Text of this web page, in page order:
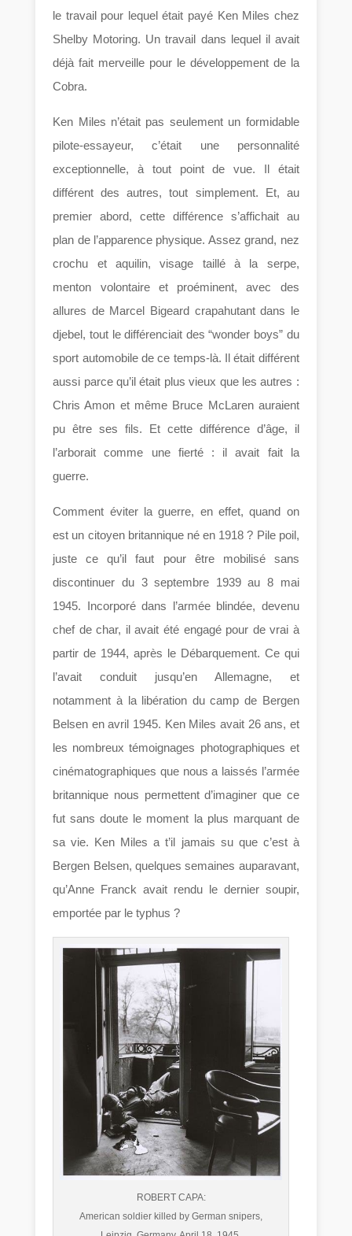
le travail pour lequel était payé Ken Miles chez
Shelby Motoring. Un travail dans lequel il avait
déjà fait merveille pour le développement de la
Cobra.
Ken Miles n’était pas seulement un formidable
pilote-essayeur, c’était une personnalité
exceptionnelle, à tout point de vue. Il était
différent des autres, tout simplement. Et, au
premier abord, cette différence s’affichait au
plan de l’apparence physique. Assez grand, nez
crochu et aquilin, visage taillé à la serpe,
menton volontaire et proéminent, avec des
allures de Marcel Bigeard crapahutant dans le
djebel, tout le différenciait des “wonder boys” du
sport automobile de ce temps-là. Il était différent
aussi parce qu’il était plus vieux que les autres :
Chris Amon et même Bruce McLaren auraient
pu être ses fils. Et cette différence d’âge, il
l’arborait comme une fierté : il avait fait la
guerre.
Comment éviter la guerre, en effet, quand on
est un citoyen britannique né en 1918 ? Pile poil,
juste ce qu’il faut pour être mobilisé sans
discontinuer du 3 septembre 1939 au 8 mai
1945. Incorporé dans l’armée blindée, devenu
chef de char, il avait été engagé pour de vrai à
partir de 1944, après le Débarquement. Ce qui
l’avait conduit jusqu’en Allemagne, et
notamment à la libération du camp de Bergen
Belsen en avril 1945. Ken Miles avait 26 ans, et
les nombreux témoignages photographiques et
cinématographiques que nous a laissés l’armée
britannique nous permettent d’imaginer que ce
fut sans doute le moment la plus marquant de
sa vie. Ken Miles a t’il jamais su que c’est à
Bergen Belsen, quelques semaines auparavant,
qu’Anne Franck avait rendu le dernier soupir,
emportée par le typhus ?
ROBERT CAPA:
American soldier killed by German snipers,